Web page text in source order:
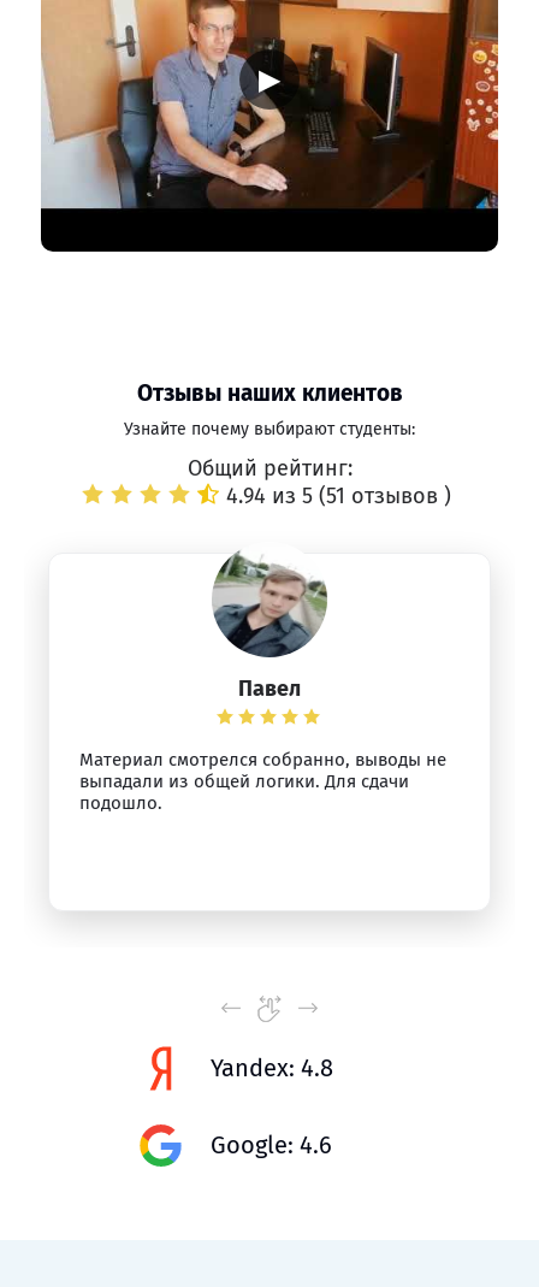
▶
Отзывы наших клиентов
Узнайте почему выбирают студенты:
Общий рейтинг:
4.94 из 5 (51 отзывов )
Павел
Материал смотрелся собранно, выводы не
выпадали из общей логики. Для сдачи
подошло.
Yandex: 4.8
Google: 4.6